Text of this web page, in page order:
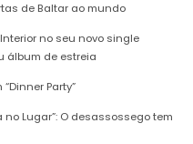
de Baltar ao mundo
no seu novo single
álbum de estreia
Party”
Lugar”: O desassossego tem